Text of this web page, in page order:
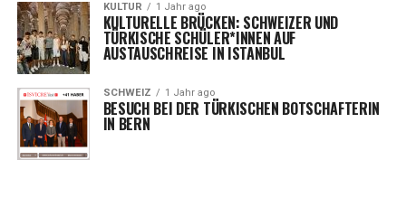
KULTUR 1 Jahr ago
KULTURELLE BRÜCKEN: SCHWEIZER UND
TÜRKISCHE SCHÜLER*INNEN AUF
AUSTAUSCHREISE IN ISTANBUL
SCHWEIZ 1 Jahr ago
BESUCH BEI DER TÜRKISCHEN BOTSCHAFTERIN
IN BERN